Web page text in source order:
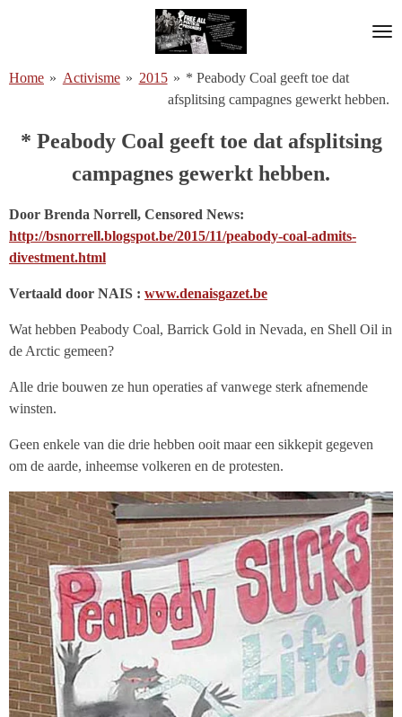
de
Home » Activisme » 2015 » * Peabody Coal geeft toe dat
afsplitsing campagnes gewerkt hebben.
* Peabody Coal geeft toe dat afsplitsing
campagnes gewerkt hebben.
Door Brenda Norrell, Censored News:
http://bsnorrell.blogspot.be/2015/11/peabody-coal-admits-
divestment.html
Vertaald door NAIS : www.denaisgazet.be
Wat hebben Peabody Coal, Barrick Gold in Nevada, en Shell Oil in
de Arctic gemeen?
Alle drie bouwen ze hun operaties af vanwege sterk afnemende
winsten.
Geen enkele van die drie hebben ooit maar een sikkepit gegeven
om de aarde, inheemse volkeren en de protesten.